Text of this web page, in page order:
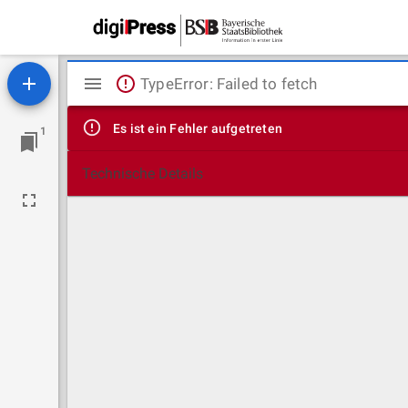
1
Mirador
Viewer
TypeError: Failed to fetch
Es ist ein Fehler aufgetreten
Technische Details